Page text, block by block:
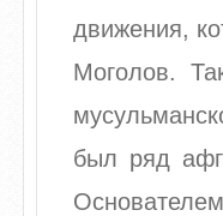
движения,
Моголов.
был ряд